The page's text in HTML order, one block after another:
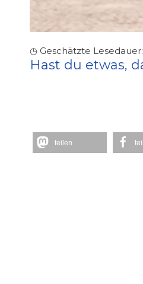
◷ Geschätzte Lesedauer:
Hast du etwas,
teilen